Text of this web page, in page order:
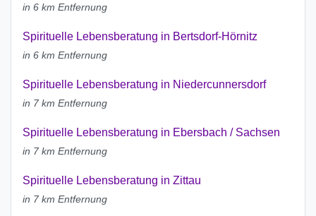
in 6 km Entfernung
Spirituelle Lebensberatung in Bertsdorf-Hörnitz
in 6 km Entfernung
Spirituelle Lebensberatung in Niedercunnersdorf
in 7 km Entfernung
Spirituelle Lebensberatung in Ebersbach / Sachsen
in 7 km Entfernung
Spirituelle Lebensberatung in Zittau
in 7 km Entfernung